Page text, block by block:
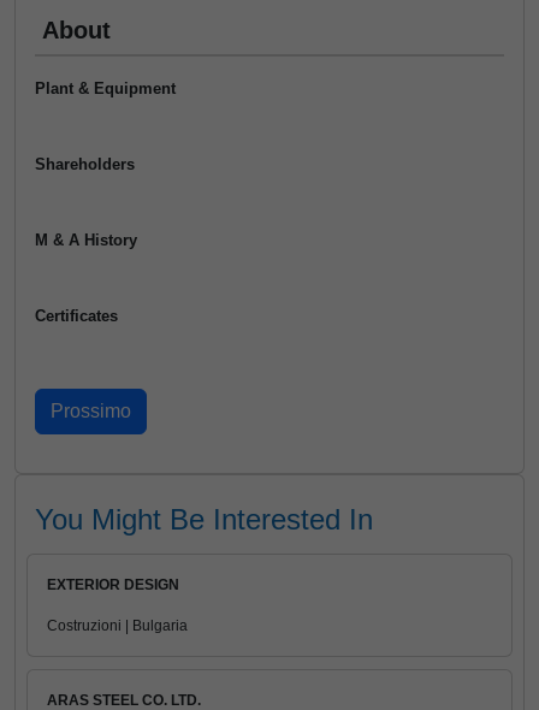
About
Plant & Equipment
Shareholders
M & A History
Certificates
You Might Be Interested In
EXTERIOR DESIGN
Costruzioni | Bulgaria
ARAS STEEL CO. LTD.